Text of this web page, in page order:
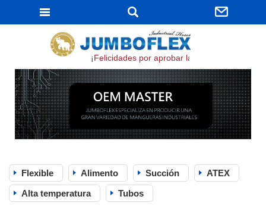
¡Felicidades por aprobar la certificación ISO
Flexible Alimento Succión
ATEX
Alta temperatura
Tubos